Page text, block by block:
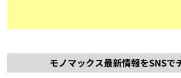
モノマックス最新情報をSNSで